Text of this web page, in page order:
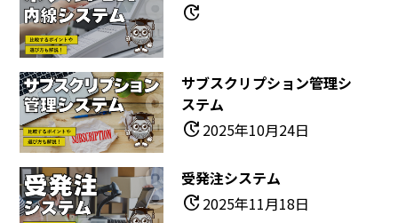
update
サブスクリプション管理シ
ステム
update2025年10月24日
受発注システム
update2025年11月18日